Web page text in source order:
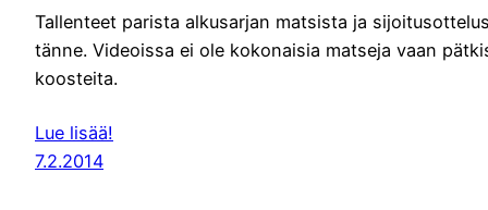
Tallenteet parista alkusarjan matsista ja
tänne. Videoissa ei ole kokonaisia matseja vaan
koosteita.
Lue lisää!
7.2.2014